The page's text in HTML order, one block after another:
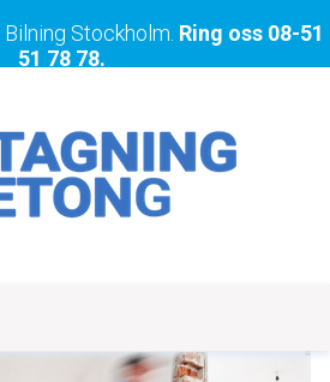
Stockholm. Ring oss 08-51
51 78 78.